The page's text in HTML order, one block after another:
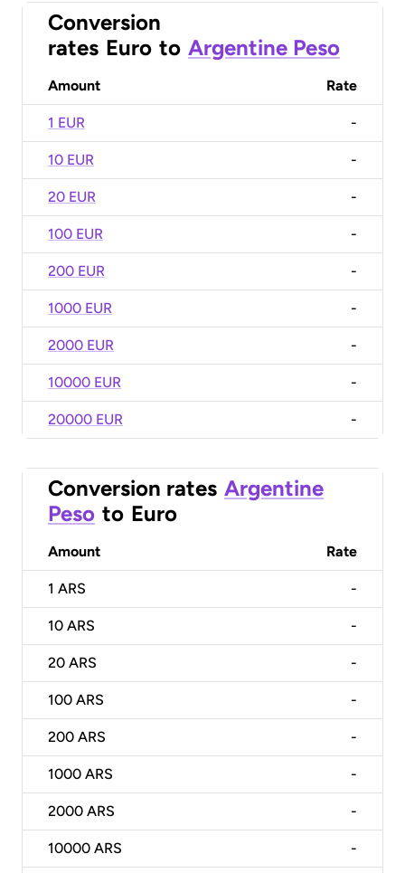
Conversion
rates Euro to Argentine Peso
Amount Rate
1 EUR -
10 EUR -
20 EUR -
100 EUR -
200 EUR -
1000 EUR -
2000 EUR -
10000 EUR -
20000 EUR -
Conversion rates Argentine
Peso to Euro
Amount Rate
1 ARS -
10 ARS -
20 ARS -
100 ARS -
200 ARS -
1000 ARS -
2000 ARS -
10000 ARS -